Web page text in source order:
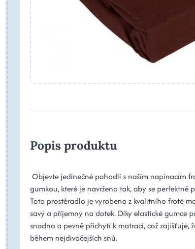
Popis produktu
Objevte jedinečné pohodlí s naším napínacím
gumkou, které je navrženo tak, aby se perfektně
Toto prostěradlo je vyrobeno z kvalitního froté
savý a příjemný na dotek. Díky elastické gumce
snadno a pevně přichytí k matraci, což zajišťuje,
během nejdivočejších snů.